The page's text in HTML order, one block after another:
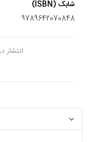
شابک (ISBN)
9789642070848
انتشار